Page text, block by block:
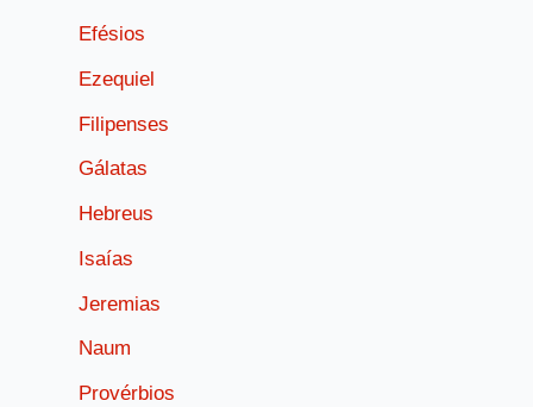
Efésios
Ezequiel
Filipenses
Gálatas
Hebreus
Isaías
Jeremias
Naum
Provérbios